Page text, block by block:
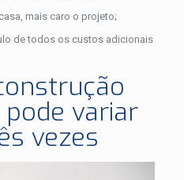
mais caro o projeto;
de todos os custos adicionais
variar
vezes